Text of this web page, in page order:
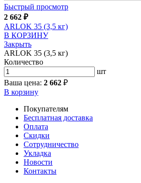
Быстрый просмотр
2 662 ₽
ARLOK 35 (3,5 кг)
В КОРЗИНУ
Закрыть
ARLOK 35 (3,5 кг)
Количество
шт
Ваша цена: 2 662 ₽
В корзину
Покупателям
Бесплатная доставка
Оплата
Скидки
Сотрудничество
Укладка
Новости
Контакты